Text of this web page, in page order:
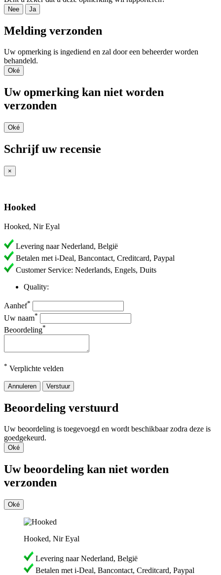
Nee Ja
Melding verzonden
Uw opmerking is ingediend en zal door een beheerder worden
behandeld.
Oké
Uw opmerking kan niet worden
verzonden
Oké
Schrijf uw recensie
×
Hooked
Hooked, Nir Eyal
Levering naar Nederland, België
Betalen met i-Deal, Bancontact, Creditcard, Paypal
Customer Service: Nederlands, Engels, Duits
Quality:
Aanhef*
Uw naam*
Beoordeling*
* Verplichte velden
Annuleren Verstuur
Beoordeling verstuurd
Uw beoordeling is toegevoegd en wordt beschikbaar zodra deze is
goedgekeurd.
Oké
Uw beoordeling kan niet worden
verzonden
Oké
Hooked, Nir Eyal
Levering naar Nederland, België
Betalen met i-Deal, Bancontact, Creditcard, Paypal